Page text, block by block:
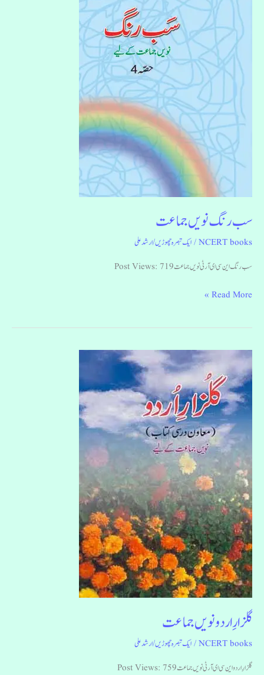
سب رنگ نویں جماعت
NCERT books
/ایک تبصرہ چھوڑیں/ارشد علی
سب رنگ این سی ای آر ٹی نویں جماعت Post Views: 719
Read More »
گلزارِ اردو نویں جماعت
NCERT books
/ایک تبصرہ چھوڑیں/ارشد علی
گلزارِ اردو این سی ای آر ٹی نویں جماعت Post Views: 759
گلزارِ
اردو
نویں
جماعت